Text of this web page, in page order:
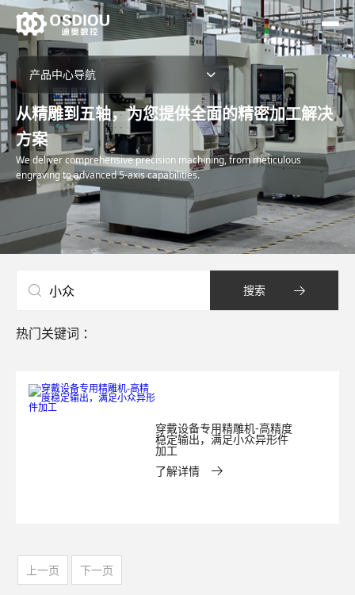
从精雕到五轴，为您提供全面的精密加工解决
方案
We deliver comprehensive precision machining, from meticulous
engraving to advanced 5-axis capabilities.
产品中心导航
精雕机 ▼
刀库机
多头钻攻机
五轴加工中心
搜索
热门关键词 ：
穿戴设备专用精雕机-高精度
稳定输出，满足小众异形件
加工
了解详情
上一页 下一页